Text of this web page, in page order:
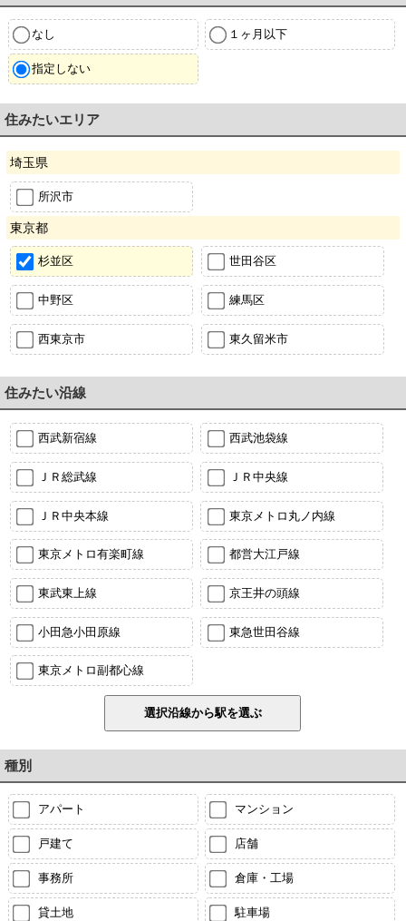
なし １ヶ月以下
指定しない
住みたいエリア
埼玉県
所沢市
東京都
杉並区 世田谷区
中野区 練馬区
西東京市 東久留米市
住みたい沿線
西武新宿線 西武池袋線
ＪＲ総武線 ＪＲ中央線
ＪＲ中央本線 東京メトロ丸ノ内線
東京メトロ有楽町線 都営大江戸線
東武東上線 京王井の頭線
小田急小田原線 東急世田谷線
東京メトロ副都心線
種別
アパート マンション
戸建て 店舗
事務所 倉庫・工場
貸土地 駐車場